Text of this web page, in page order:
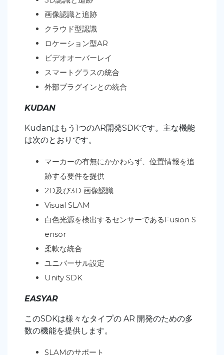
画像認識と追跡
クラウド型認識
ロケーション型AR
ビデオオーバーレイ
スマートグラスの統合
外部プラグインとの統合
KUDAN
Kudanはもう1つのAR開発SDKです。主な機能
は次のとおりです。
マーカーの有無にかかわらず、位置情報を追
跡する要件を提供
2D及び3D 画像認識
Visual SLAM
白色光源を検出するセンサーであるFusion S
ensor
柔軟な統合
ユニバーサル設定
Unity SDK
EASYAR
このSDKは様々なタイプの AR 開発のための多
数の機能を提供します。
SLAMのサポート